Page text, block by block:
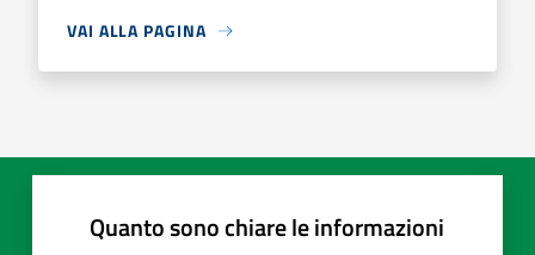
VAI ALLA PAGINA
Quanto sono chiare le informazioni